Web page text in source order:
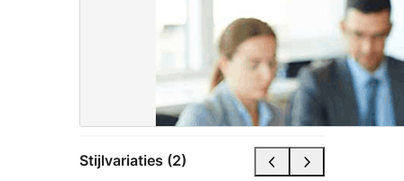
Stijlvariaties (2)